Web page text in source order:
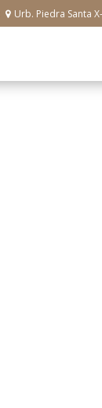
Urb. Piedra Santa